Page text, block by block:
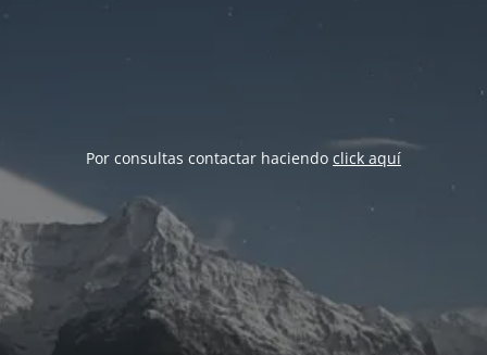
Por consultas contactar haciendo click aquí